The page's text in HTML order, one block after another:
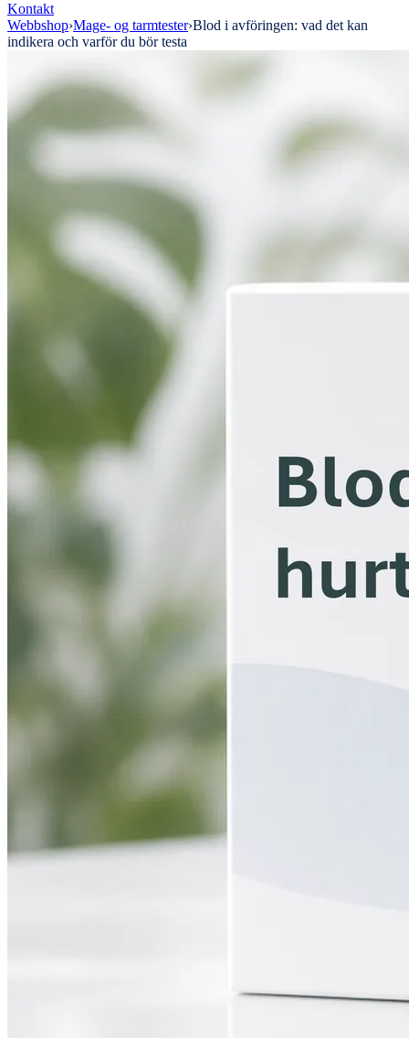
Kontakt
Webbshop›Mage- og tarmtester›Blod i avföringen: vad det kan
indikera och varför du bör testa